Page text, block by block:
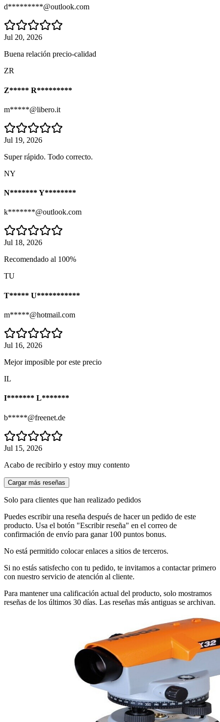
d*********@outlook.com
Jul 20, 2026
Buena relación precio-calidad
ZR
Z***** R*********
m*****@libero.it
Jul 19, 2026
Super rápido. Todo correcto.
NY
N******* Y********
k*******@outlook.com
Jul 18, 2026
Recomendado al 100%
TU
T***** U***********
m*****@hotmail.com
Jul 16, 2026
Mejor imposible por este precio
IL
I******* L*******
b*****@freenet.de
Jul 15, 2026
Acabo de recibirlo y estoy muy contento
Cargar más reseñas
Solo para clientes que han realizado pedidos
Puedes escribir una reseña después de hacer un pedido de este
producto. Usa el botón "Escribir reseña" en el correo de
confirmación de envío para ganar 100 puntos bonus.
No está permitido colocar enlaces a sitios de terceros.
Si no estás satisfecho con tu pedido, te invitamos a contactar primero
con nuestro servicio de atención al cliente.
Para mantener una calificación actual del producto, solo mostramos
reseñas de los últimos 30 días. Las reseñas más antiguas se archivan.